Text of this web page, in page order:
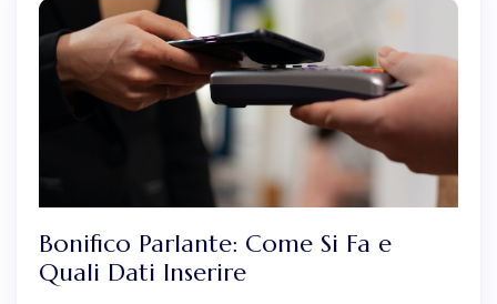
Bonifico Parlante: Come Si Fa e
Quali Dati Inserire